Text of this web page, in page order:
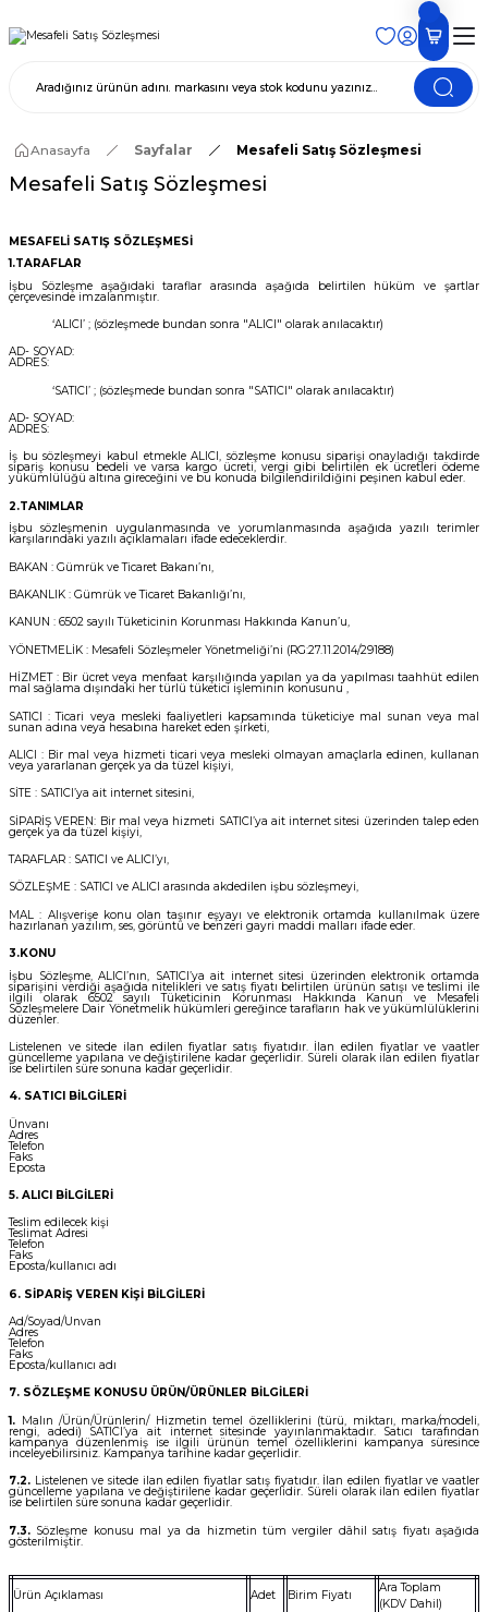
Anasayfa Sayfalar Mesafeli Satış Sözleşmesi
Mesafeli Satış Sözleşmesi
MESAFELİ SATIŞ SÖZLEŞMESİ
1.TARAFLAR
İşbu Sözleşme aşağıdaki taraflar arasında aşağıda belirtilen hüküm ve şartlar
çerçevesinde imzalanmıştır.
‘ALICI’ ; (sözleşmede bundan sonra "ALICI" olarak anılacaktır)
AD- SOYAD:
ADRES:
‘SATICI’ ; (sözleşmede bundan sonra "SATICI" olarak anılacaktır)
AD- SOYAD:
ADRES:
İş bu sözleşmeyi kabul etmekle ALICI, sözleşme konusu siparişi onayladığı takdirde
sipariş konusu bedeli ve varsa kargo ücreti, vergi gibi belirtilen ek ücretleri ödeme
yükümlülüğü altına gireceğini ve bu konuda bilgilendirildiğini peşinen kabul eder.
2.TANIMLAR
İşbu sözleşmenin uygulanmasında ve yorumlanmasında aşağıda yazılı terimler
karşılarındaki yazılı açıklamaları ifade edeceklerdir.
BAKAN : Gümrük ve Ticaret Bakanı’nı,
BAKANLIK : Gümrük ve Ticaret Bakanlığı’nı,
KANUN : 6502 sayılı Tüketicinin Korunması Hakkında Kanun’u,
YÖNETMELİK : Mesafeli Sözleşmeler Yönetmeliği’ni (RG:27.11.2014/29188)
HİZMET : Bir ücret veya menfaat karşılığında yapılan ya da yapılması taahhüt edilen
mal sağlama dışındaki her türlü tüketici işleminin konusunu ,
SATICI : Ticari veya mesleki faaliyetleri kapsamında tüketiciye mal sunan veya mal
sunan adına veya hesabına hareket eden şirketi,
ALICI : Bir mal veya hizmeti ticari veya mesleki olmayan amaçlarla edinen, kullanan
veya yararlanan gerçek ya da tüzel kişiyi,
SİTE : SATICI’ya ait internet sitesini,
SİPARİŞ VEREN: Bir mal veya hizmeti SATICI’ya ait internet sitesi üzerinden talep eden
gerçek ya da tüzel kişiyi,
TARAFLAR : SATICI ve ALICI’yı,
SÖZLEŞME : SATICI ve ALICI arasında akdedilen işbu sözleşmeyi,
MAL : Alışverişe konu olan taşınır eşyayı ve elektronik ortamda kullanılmak üzere
hazırlanan yazılım, ses, görüntü ve benzeri gayri maddi malları ifade eder.
3.KONU
İşbu Sözleşme, ALICI’nın, SATICI’ya ait internet sitesi üzerinden elektronik ortamda
siparişini verdiği aşağıda nitelikleri ve satış fiyatı belirtilen ürünün satışı ve teslimi ile
ilgili olarak 6502 sayılı Tüketicinin Korunması Hakkında Kanun ve Mesafeli
Sözleşmelere Dair Yönetmelik hükümleri gereğince tarafların hak ve yükümlülüklerini
düzenler.
Listelenen ve sitede ilan edilen fiyatlar satış fiyatıdır. İlan edilen fiyatlar ve vaatler
güncelleme yapılana ve değiştirilene kadar geçerlidir. Süreli olarak ilan edilen fiyatlar
ise belirtilen süre sonuna kadar geçerlidir.
4. SATICI BİLGİLERİ
Ünvanı
Adres
Telefon
Faks
Eposta
5. ALICI BİLGİLERİ
Teslim edilecek kişi
Teslimat Adresi
Telefon
Faks
Eposta/kullanıcı adı
6. SİPARİŞ VEREN KİŞİ BİLGİLERİ
Ad/Soyad/Unvan
Adres
Telefon
Faks
Eposta/kullanıcı adı
7. SÖZLEŞME KONUSU ÜRÜN/ÜRÜNLER BİLGİLERİ
1. Malın /Ürün/Ürünlerin/ Hizmetin temel özelliklerini (türü, miktarı, marka/modeli,
rengi, adedi) SATICI’ya ait internet sitesinde yayınlanmaktadır. Satıcı tarafından
kampanya düzenlenmiş ise ilgili ürünün temel özelliklerini kampanya süresince
inceleyebilirsiniz. Kampanya tarihine kadar geçerlidir.
7.2. Listelenen ve sitede ilan edilen fiyatlar satış fiyatıdır. İlan edilen fiyatlar ve vaatler
güncelleme yapılana ve değiştirilene kadar geçerlidir. Süreli olarak ilan edilen fiyatlar
ise belirtilen süre sonuna kadar geçerlidir.
7.3. Sözleşme konusu mal ya da hizmetin tüm vergiler dâhil satış fiyatı aşağıda
gösterilmiştir.
Ürün Açıklaması Adet Birim Fiyatı
Ara Toplam
(KDV Dahil)